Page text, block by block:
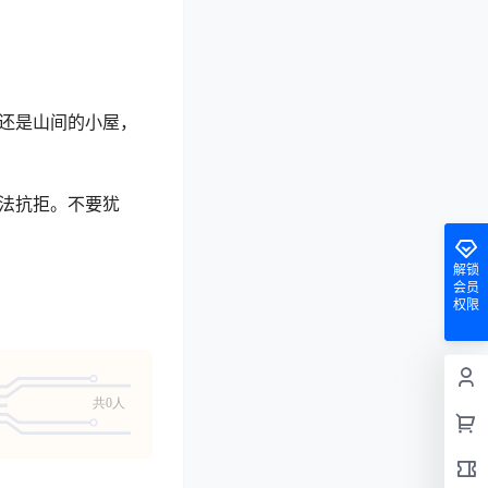
山间的小屋，
抗拒。不要犹
共0人
解锁
会员
权限